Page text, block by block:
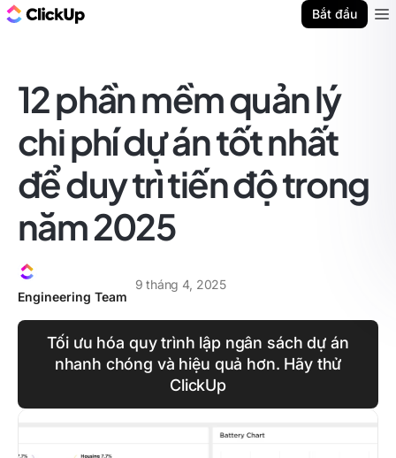
Bắt đầu
12 phần mềm quản lý
chi phí dự án tốt nhất
để duy trì tiến độ trong
năm 2025
Engineering Team
9 tháng 4, 2025
Tối ưu hóa quy trình lập ngân sách dự án
nhanh chóng và hiệu quả hơn. Hãy thử
ClickUp